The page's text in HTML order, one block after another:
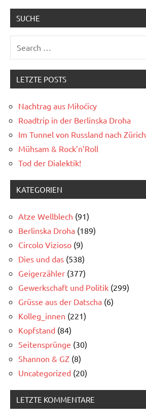
SUCHE
LETZTE POSTS
Nachtrag aus Miłoćicy
Roadtrip in der Berlinska Droha
Im Tunnel von Russland nach Zürich
Mühsam & Rock’n’Roll
Tod der Dialektik!
KATEGORIEN
Atze Wellblech (91)
Berlinska Droha (189)
Circolo Vizioso (9)
Dies und das (538)
Geigerzähler (377)
Gewerkschaft und Politik (299)
Grüsse aus der Datscha (6)
Kolleg_innen (221)
Kopfstand (84)
Seitensprünge (30)
Shannon & GZ (8)
Uncategorized (20)
LETZTE KOMMENTARE